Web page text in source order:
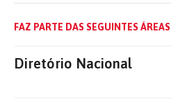
FAZ PARTE DAS SEGUINTES ÁREAS
Diretório Nacional